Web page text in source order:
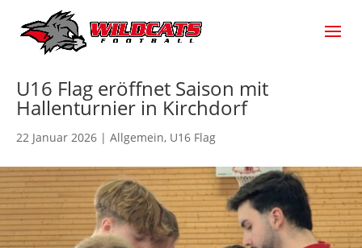
U16 Flag eröffnet Saison mit
Hallenturnier in Kirchdorf
22 Januar 2026 | Allgemein, U16 Flag